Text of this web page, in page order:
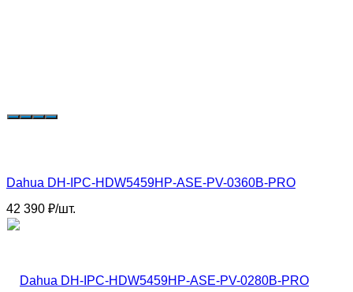
Dahua DH-IPC-HDW5459HP-ASE-PV-0360B-PRO
42 390 ₽/шт.